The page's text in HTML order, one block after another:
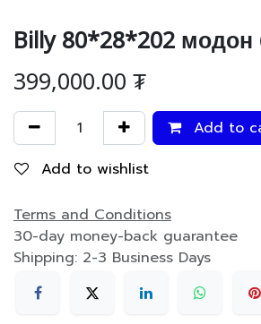
Billy 80*28*202 модон
399,000.00₮
Add to
Add to wishlist
Terms and Conditions
30-day money-back guarantee
Shipping: 2-3 Business Days